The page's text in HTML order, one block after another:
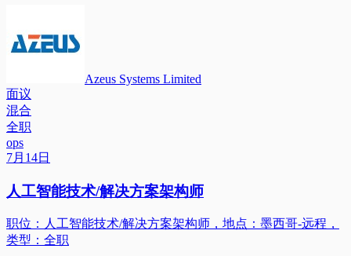
Azeus Systems Limited
面议
混合
全职
ops
7月14日
人工智能技术/解决方案架构师
职位：人工智能技术/解决方案架构师，地点：墨西哥-远程，
类型：全职